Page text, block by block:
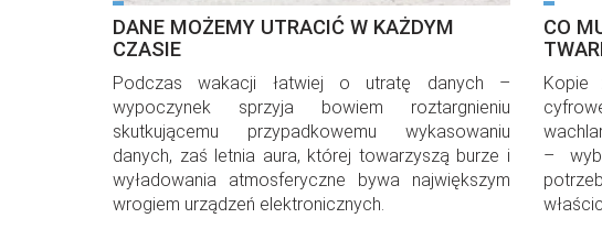
DANE MOŻEMY UTRACIĆ W KAŻDYM
CZASIE
Podczas wakacji łatwiej o utratę danych –
wypoczynek sprzyja bowiem roztargnieniu
skutkującemu przypadkowemu wykasowaniu
danych, zaś letnia aura, której towarzyszą burze i
wyładowania atmosferyczne bywa największym
wrogiem urządzeń elektronicznych.
CO
Kopie
–